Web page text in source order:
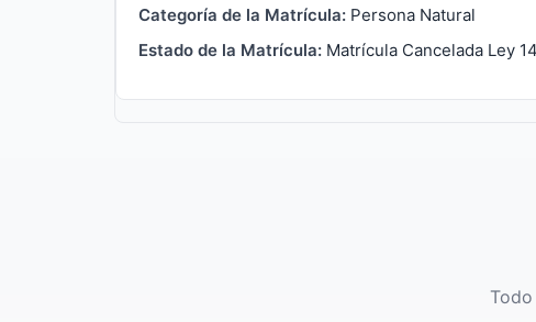
Categoría de la Matrícula: Persona Natural
Estado de la Matrícula: Matrícula Cancelada Ley